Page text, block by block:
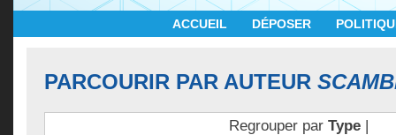
ACCUEIL DÉPOSER
PARCOURIR PAR AUTEUR
Regrouper par Type|